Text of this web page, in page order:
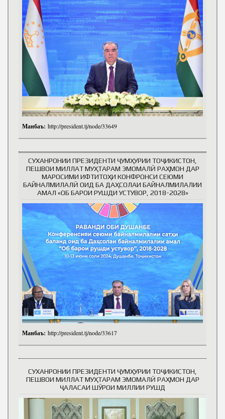
Манбаъ: http://president.tj/node/33649
СУХАНРОНИИ ПРЕЗИДЕНТИ ҶУМҲУРИИ ТОҶИКИСТОН,
ПЕШВОИ МИЛЛАТ МУҲТАРАМ ЭМОМАЛӢ РАҲМОН ДАР
МАРОСИМИ ИФТИТОҲИ КОНФРОНСИ СЕЮМИ
БАЙНАЛМИЛАЛӢ ОИД БА ДАҲСОЛАИ БАЙНАЛМИЛАЛИИ
АМАЛ «ОБ БАРОИ РУШДИ УСТУВОР, 2018-2028»
Манбаъ: http://president.tj/node/33617
СУХАНРОНИИ ПРЕЗИДЕНТИ ҶУМҲУРИИ ТОҶИКИСТОН,
ПЕШВОИ МИЛЛАТ МУҲТАРАМ ЭМОМАЛӢ РАҲМОН ДАР
ҶАЛАСАИ ШӮРОИ МИЛЛИИ РУШД